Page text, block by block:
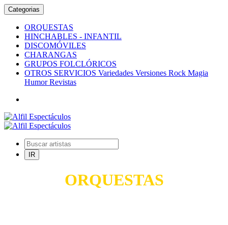
Categorias
ORQUESTAS
HINCHABLES - INFANTIL
DISCOMÓVILES
CHARANGAS
GRUPOS FOLCLÓRICOS
OTROS SERVICIOS Variedades Versiones Rock Magia
Humor Revistas
ORQUESTAS